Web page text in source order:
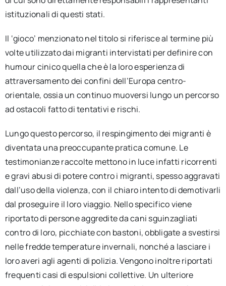
istituzionali di questi stati.
Il ‘gioco’ menzionato nel titolo si riferisce al termine più
volte utilizzato dai migranti intervistati per definire con
humour cinico quella che è la loro esperienza di
attraversamento dei confini dell’Europa centro-
orientale, ossia un continuo muoversi lungo un percorso
ad ostacoli fatto di tentativi e rischi.
Lungo questo percorso, il respingimento dei migranti è
diventata una preoccupante pratica comune. Le
testimonianze raccolte mettono in luce infatti ricorrenti
e gravi abusi di potere contro i migranti, spesso aggravati
dall’uso della violenza, con il chiaro intento di demotivarli
dal proseguire il loro viaggio. Nello specifico viene
riportato di persone aggredite da cani sguinzagliati
contro di loro, picchiate con bastoni, obbligate a svestirsi
nelle fredde temperature invernali, nonché a lasciare i
loro averi agli agenti di polizia. Vengono inoltre riportati
frequenti casi di espulsioni collettive. Un ulteriore